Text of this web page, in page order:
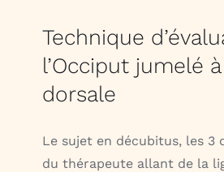
Technique
l’Occiput jumelé
dorsale
Le sujet en décubitus, les 3
du thérapeute allant de la